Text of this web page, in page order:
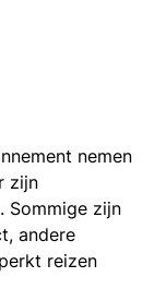
nemen
zijn
Sommige zijn
andere
reizen